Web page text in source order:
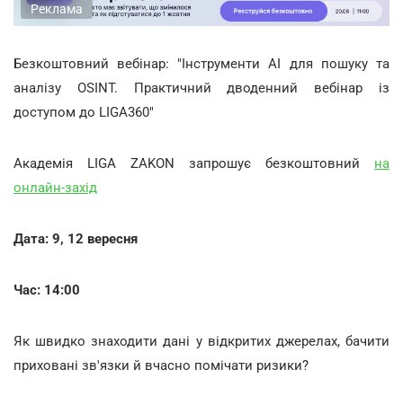
Реклама
Безкоштовний вебінар: "Інструменти АІ для пошуку та
аналізу OSINT. Практичний дводенний вебінар із
доступом до LIGA360"
Академія LIGA ZAKON запрошує безкоштовний на
онлайн-захід
Дата: 9, 12 вересня
Час: 14:00
Як швидко знаходити дані у відкритих джерелах, бачити
приховані зв'язки й вчасно помічати ризики?